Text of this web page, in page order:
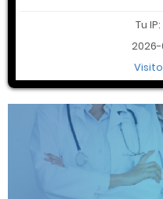
Tu
2026-